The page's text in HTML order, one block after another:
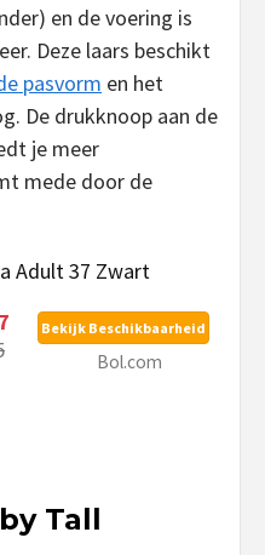
en de voering is
Deze laars beschikt
pasvorm en het
De drukknoop aan de
je meer
mede door de
Adult 37 Zwart
Bekijk Beschikbaarheid
Bol.com
Tall